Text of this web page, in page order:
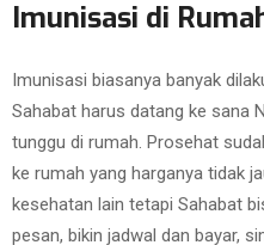
Imunisasi di
Imunisasi biasanya banyak
Sahabat harus datang ke sana
tunggu di rumah. Prosehat
ke rumah yang harganya tidak
kesehatan lain tetapi Sahabat
pesan, bikin jadwal dan bayar,